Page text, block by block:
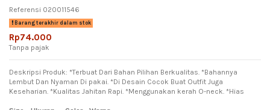
Referensi 020011546
Barang terakhir dalam stok
Rp74.000
Tanpa pajak
Deskripsi Produk: *Terbuat Dari Bahan Pilihan Berkualitas. *Bahannya
Lembut Dan Nyaman Di pakai. *Di Desain Cocok Buat Outfit Juga
Keseharian. *Kualitas Jahitan Rapi. *Menggunakan kerah O-neck. *Hias